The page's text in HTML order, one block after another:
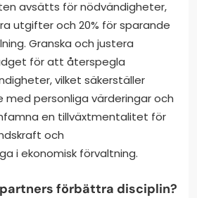
avsätts för nödvändigheter,
utgifter och 20% för sparande
Granska och justera
för att återspegla
vilket säkerställer
personliga värderingar och
en tillväxtmentalitet för
och
i ekonomisk förvaltning.
förbättra disciplin?